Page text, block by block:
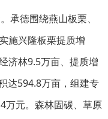
承德围绕燕山板栗、
施兴隆板栗提质增
济林9.5万亩、提质增
达594.8万亩，组建专
万元。森林固碳、草原